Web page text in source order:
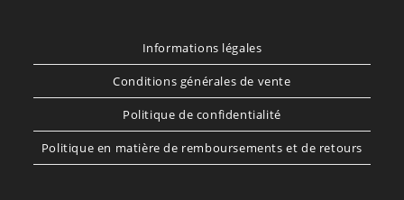
Informations légales
Conditions générales de vente
Politique de confidentialité
Politique en matière de remboursements et de retours